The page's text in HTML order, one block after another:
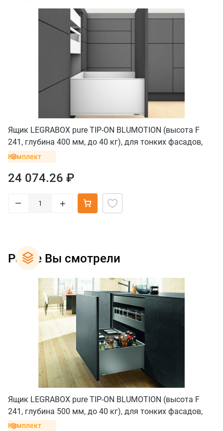
Ящик LEGRABOX pure TIP-ON BLUMOTION (высота F
241, глубина 400 мм, до 40 кг), для тонких фасадов,
белый шелк
Комплект
24 074.26 ₽
– +
Ранее Вы смотрели
Ящик LEGRABOX pure TIP-ON BLUMOTION (высота F
241, глубина 500 мм, до 40 кг), для тонких фасадов,
терра-черный
Комплект